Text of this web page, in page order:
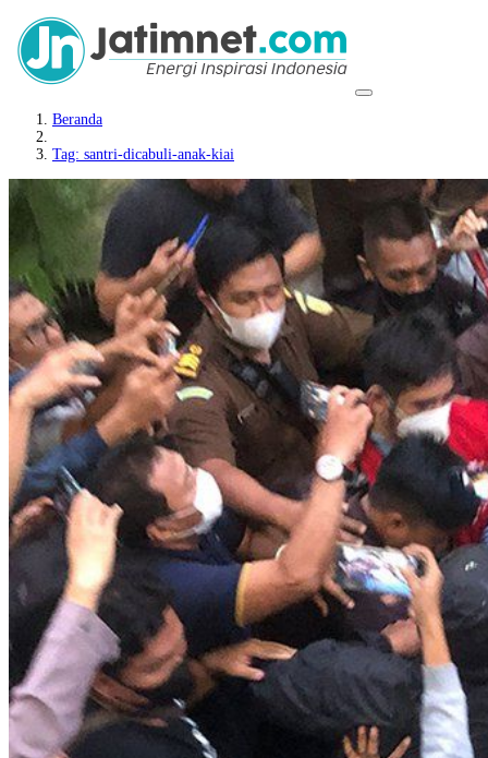
Beranda
Tag: santri-dicabuli-anak-kiai